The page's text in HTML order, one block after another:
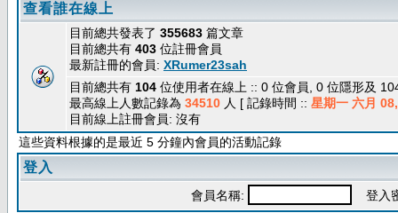
查看誰在線上
目前總共發表了 355683 篇文章
目前總共有 403 位註冊會員
最新註冊的會員: XRumer23sah
目前總共有 104 位使用者在線上 :: 0 位會員, 0 位隱形及
最高線上人數記錄為 34510 人 [ 記錄時間 :: 星期一 六月
目前線上註冊會員: 沒有
這些資料根據的是最近 5 分鐘內會員的活動記錄
登入
會員名稱: 登入